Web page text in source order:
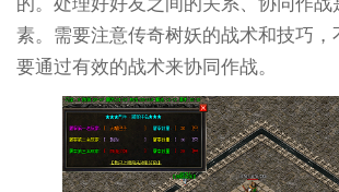
的。处理好好友之间的关系、协同作战
素。需要注意传奇树妖的战术和技巧，
要通过有效的战术来协同作战。